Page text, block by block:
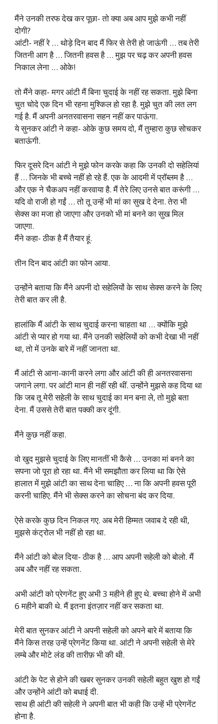
मैंने उनकी तरफ देख कर पूछा- तो क्या अब आप मुझे कभी नहीं
दोगी?
आंटी- नहीं रे … थोड़े दिन बाद मैं फिर से तेरी हो जाऊंगी … तब तेरी
जितनी आग है … जितनी हवस है … मुझ पर चढ़ कर अपनी हवस
निकाल लेना … ओके!
तो मैंने कहा- मगर आंटी मैं बिना चुदाई के नहीं रह सकता. मुझे बिना
चुत चोदे एक दिन भी रहना मुश्किल हो रहा है. मुझे चुत की लत लग
गई है. मैं अपनी अनतरवासना सहन नहीं कर पाऊंगा.
ये सुनकर आंटी ने कहा- ओके कुछ समय दो, मैं तुम्हारा कुछ सोचकर
बताऊंगी.
फिर दूसरे दिन आंटी ने मुझे फोन करके कहा कि उनकी दो सहेलियां
हैं … जिनके भी बच्चे नहीं हो रहे हैं. एक के आदमी में प्रॉब्लम है …
और एक ने चैकअप नहीं करवाया है. मैं तेरे लिए उनसे बात करूंगी …
यदि वो राजी हो गईं … तो तू उन्हें भी मां का सुख दे देना. तेरा भी
सेक्स का मजा हो जाएगा और उनको भी मां बनने का सुख मिल
जाएगा.
मैंने कहा- ठीक है मैं तैयार हूं.
तीन दिन बाद आंटी का फोन आया.
उन्होंने बताया कि मैंने अपनी दो सहेलियों के साथ सेक्स करने के लिए
तेरी बात कर ली है.
हालांकि मैं आंटी के साथ चुदाई करना चाहता था … क्योंकि मुझे
आंटी से प्यार हो गया था. मैंने उनकी सहेलियों को कभी देखा भी नहीं
था, तो में उनके बारे में नहीं जानता था.
मैं आंटी से आना-कानी करने लगा और आंटी की ही अनतरवासना
जगाने लगा. पर आंटी मान ही नहीं रही थीं. उन्होंने मुझसे कह दिया था
कि जब तू मेरी सहेली के साथ चुदाई का मन बना ले, तो मुझे बता
देना. मैं उससे तेरी बात पक्की कर दूंगी.
मैंने कुछ नहीं कहा.
वो खुद मुझसे चुदाई के लिए मानतीं भी कैसे … उनका मां बनने का
सपना जो पूरा हो रहा था. मैंने भी समझौता कर लिया था कि ऐसे
हालात में मुझे आंटी का साथ देना चाहिए … ना कि अपनी हवस पूरी
करनी चाहिए. मैंने भी सेक्स करने का सोचना बंद कर दिया.
ऐसे करके कुछ दिन निकल गए. अब मेरी हिम्मत जवाब दे रही थी,
मुझसे कंट्रोल भी नहीं हो रहा था.
मैंने आंटी को बोल दिया- ठीक है … आप अपनी सहेली को बोलो. मैं
अब और नहीं रह सकता.
अभी आंटी को प्रेगनेंट हुए अभी 3 महीने ही हुए थे. बच्चा होने में अभी
6 महीने बाकी थे. मैं इतना इंतज़ार नहीं कर सकता था.
मेरी बात सुनकर आंटी ने अपनी सहेली को अपने बारे में बताया कि
मैंने किस तरह उन्हें प्रेगनेंट किया था. आंटी ने अपनी सहेली से मेरे
लम्बे और मोटे लंड की तारीफ़ भी की थी.
आंटी के पेट से होने की खबर सुनकर उनकी सहेली बहुत खुश हो गईं
और उन्होंने आंटी को बधाई दी.
साथ ही आंटी की सहेली ने अपनी बात भी कही कि उन्हें भी प्रेगनेंट
होना है.